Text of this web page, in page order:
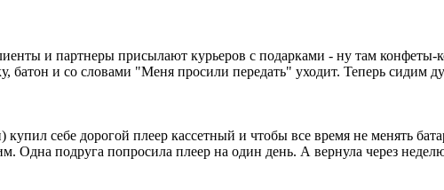
и партнеры присылают курьеров с подарками - ну там конфеты-
батон и со словами "Меня просили передать" уходит. Теперь сидим
себе дорогой плеер кассетный и чтобы все время не менять
Одна подруга попросила плеер на один день. А вернула через